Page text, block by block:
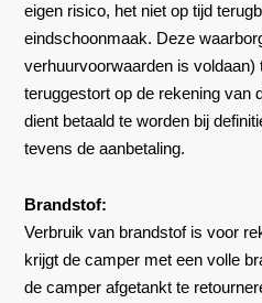
eigen risico, het niet op tijd
eindschoonmaak. Deze
verhuurvoorwaarden is
teruggestort op de rekening van
dient betaald te worden bij
tevens de aanbetaling.
Brandstof:
Verbruik van brandstof is voor
krijgt de camper met een volle
de camper afgetankt te